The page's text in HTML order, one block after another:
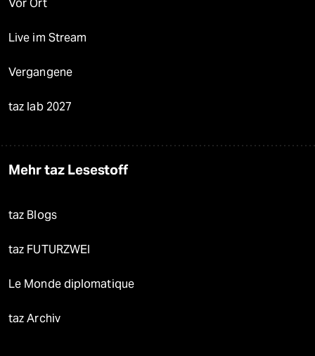
Vor Ort
Live im Stream
Vergangene
taz lab 2027
Mehr taz Lesestoff
taz Blogs
taz FUTURZWEI
Le Monde diplomatique
taz Archiv